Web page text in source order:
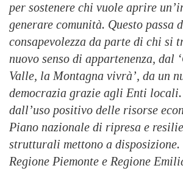
per sostenere chi vuole aprire
generare comunità. Questo passa
consapevolezza da parte di chi si
nuovo senso di appartenenza, dal
Valle, la Montagna vivrà’, da un
democrazia grazie agli Enti locali.
dall’uso positivo delle risorse
Piano nazionale di ripresa e
strutturali mettono a
Regione Piemonte e Regione